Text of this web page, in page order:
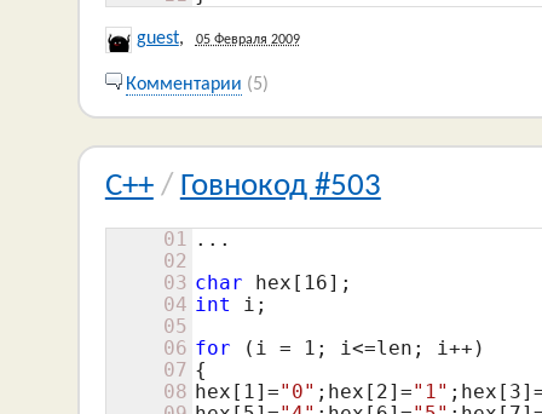
guest, 05 Февраля 2009
Комментарии (5)
C++/ Говнокод #503
01
02
03
04
05
06
07
08
...
char hex[ 16
int
i;
for (i = 1 ; i<=len; i++)
{
hex[ 1 ]="0" ;hex[ 2]="1" ;hex[ 3